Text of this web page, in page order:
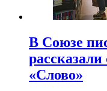
В Союзе
«Слово»